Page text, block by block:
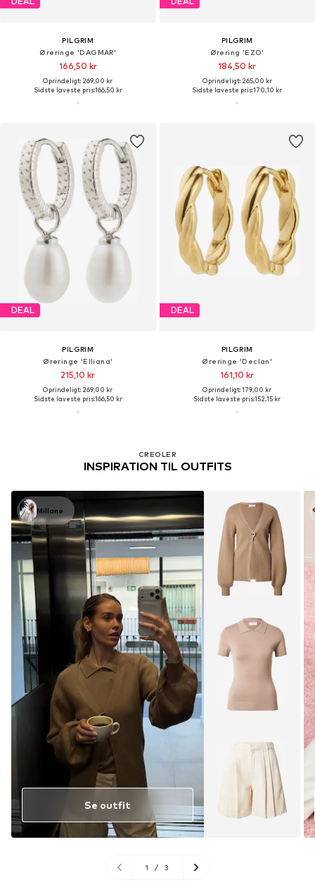
PILGRIM
Øreringe 'DAGMAR'
166,50 kr
Oprindeligt: 269,00 kr
Sidste laveste pris:166,50 kr
PILGRIM
Ørering 'EZO'
184,50 kr
Oprindeligt: 265,00 kr
Sidste laveste pris:170,10 kr
DEAL
PILGRIM
Øreringe 'Elliana'
215,10 kr
Oprindeligt: 269,00 kr
Sidste laveste pris:166,50 kr
DEAL
PILGRIM
Øreringe 'Declan'
161,10 kr
Oprindeligt: 179,00 kr
Sidste laveste pris:152,15 kr
CREOLER
INSPIRATION TIL OUTFITS
Millane
Se outfit
1 / 3